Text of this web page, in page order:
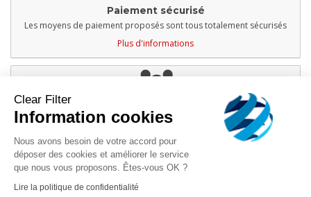
Paiement sécurisé
Les moyens de paiement proposés sont tous totalement sécurisés
Plus d'informations
Service client
À votre disposition du lundi au vendredi
Service téléphonique de 13h - 17h
Plus d'informations
Clear Filter
Information cookies
Nous avons besoin de votre accord pour
déposer des cookies et améliorer le service
que nous vous proposons. Êtes-vous OK ?
Lire la politique de confidentialité